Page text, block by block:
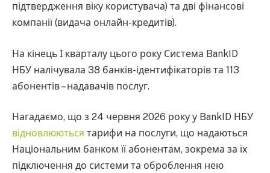
підтвердження віку користувача) та дві фінансові
компанії (видача онлайн-кредитів).
На кінець І кварталу цього року Система BankID
НБУ налічувала 38 банків-ідентифікаторів та 113
абонентів – надавачів послуг.
Нагадаємо, що з 24 червня 2026 року у BankID НБУ
відновлюються тарифи на послуги, що надаються
Національним банком її абонентам, зокрема за їх
підключення до системи та оброблення нею